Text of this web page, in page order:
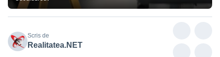
Scris de
Realitatea.NET